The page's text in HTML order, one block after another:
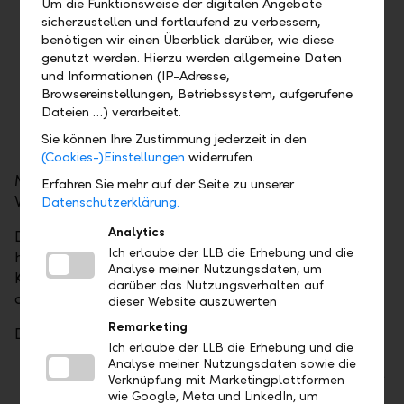
bewerben, die zwischen 5 und 200
Mitarbeitende beschäftigen.
Für den Award"Newcomer des Jahres"
können sich alle Unternehmen mit Sitz in
Liechtenstein bewerben, die zwischen 5 und
50 Mitarbeitende beschäftigen und jünger als
zehn Jahre sind.
Mitglieder und Nicht-Mitglieder der
Wirtschaftskammer sind willkommen.
Die Auswahl und Bewertung nimmt eine
hochkarätige Jury vor. Diese wählt in den zwei
Kategorien des LLB KMU Award jeweils drei Finalisten
aus.
Die Jury setzt sich wie folgt zusammen:
Präsident Urs Müller, Leiter der Division Retail
& Corporate Banking der LLB-Gruppe
Um die Funktionsweise der digitalen Angebote
sicherzustellen und fortlaufend zu verbessern,
benötigen wir einen Überblick darüber, wie diese
genutzt werden. Hierzu werden allgemeine Daten
und Informationen (IP-Adresse,
Browsereinstellungen, Betriebssystem, aufgerufene
Dateien …) verarbeitet.
Sie können Ihre Zustimmung jederzeit in den
(Cookies-)Einstellungen widerrufen.
Erfahren Sie mehr auf der Seite zu unserer
Datenschutzerklärung.
Analytics
Ich erlaube der LLB die Erhebung und die
Analyse meiner Nutzungsdaten, um
darüber das Nutzungsverhalten auf
dieser Website auszuwerten
Remarketing
Ich erlaube der LLB die Erhebung und die
Analyse meiner Nutzungsdaten sowie die
Verknüpfung mit Marketingplattformen
wie Google, Meta und LinkedIn, um